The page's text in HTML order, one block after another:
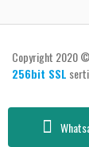
Copyright 2020 ©
256bit SSL